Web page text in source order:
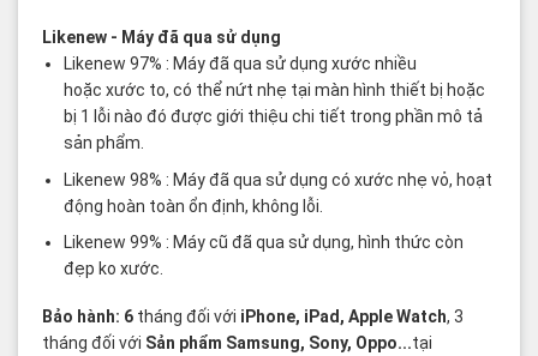
Likenew- Máy đã qua sử dụng
Likenew 97% : Máy đã qua sử dụng xước nhiều
hoặc xước to, có thể nứt nhẹ tại màn hình thiết bị hoặc
bị 1 lỗi nào đó được giới thiệu chi tiết trong phần mô tả
sản phẩm.
Likenew 98% : Máy đã qua sử dụng có xước nhẹ vỏ, hoạt
động hoàn toàn ổn định, không lỗi.
Likenew 99% : Máy cũ đã qua sử dụng, hình thức còn
đẹp ko xước.
Bảo hành: 6 tháng đối với iPhone, iPad, Apple Watch, 3
tháng đối với Sản phẩm Samsung, Sony, Oppo...tại